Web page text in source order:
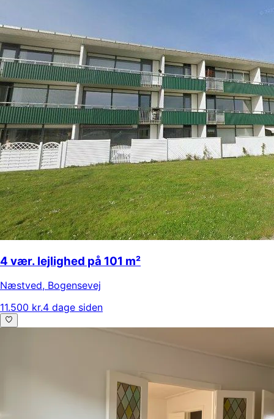
4 vær. lejlighed på 101 m²
Næstved, Bogensevej
11.500 kr.4 dage siden